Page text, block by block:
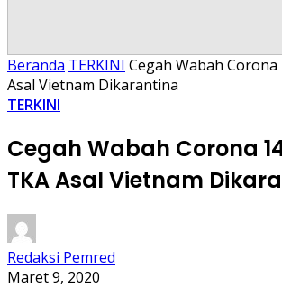
Beranda TERKINI Cegah Wabah
Asal Vietnam Dikarantina
TERKINI
Cegah Wabah Corona
TKA Asal Vietnam
Redaksi Pemred
Maret 9, 2020